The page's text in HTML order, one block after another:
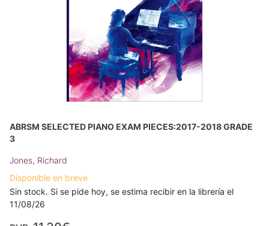
ABRSM SELECTED PIANO EXAM PIECES:2017-2018 GRADE
3
Jones, Richard
Disponible en breve
Sin stock. Si se pide hoy, se estima recibir en la librería el
11/08/26